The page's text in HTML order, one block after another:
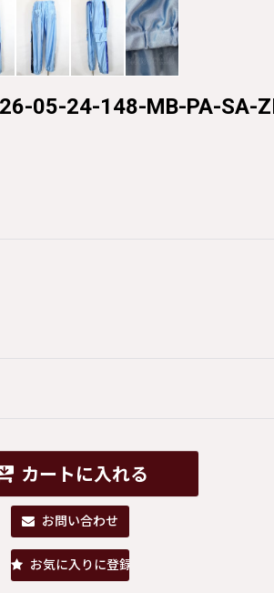
05-24-148-MB-PA-SA-
カートに入れる
お問い合わせ
お気に入りに登録